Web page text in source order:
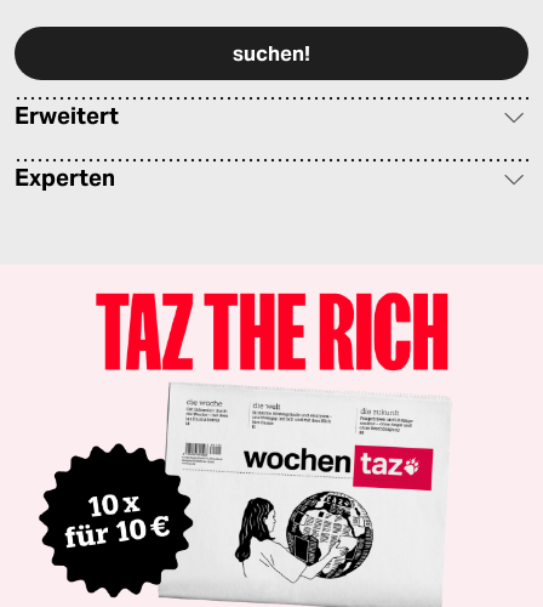
Erweitert
Experten